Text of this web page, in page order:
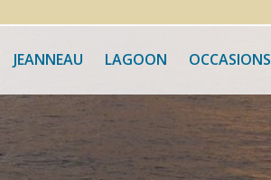
JEANNEAU LAGOON OCCASIONS